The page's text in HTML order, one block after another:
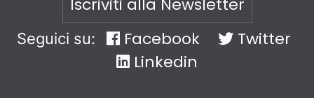
Iscriviti alla Newsletter
Seguici su: Facebook
Twitter
Linkedin